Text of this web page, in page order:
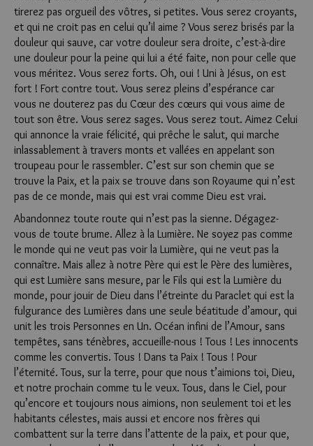
tirerez pas orgueil des vôtres, si petites. Vous serez croyants,
et qui ne croit pas en celui qu’il aime ? Vous serez brisés par la
douleur qui sauve, car votre douleur sera droite, c’est-à-dire
une douleur pour la peine qui lui a été faite, non pour celle que
vous méritez. Vous serez forts. Oh, oui ! Uni à Jésus, on est
fort ! Fort contre tout. Vous serez pleins d’espérance car
vous ne douterez pas du Cœur des cœurs qui vous aime de
tout son être. Vous serez sages. Vous serez tout. Aimez Celui
qui annonce la vraie félicité, qui prêche le salut, qui marche
inlassablement à travers monts et vallées en appelant son
troupeau pour le rassembler. C’est sur son chemin que se
trouve la Paix, et la paix se trouve dans son Royaume qui n’est
pas de ce monde, mais qui est vrai comme Dieu est vrai.
Abandonnez toute route qui n’est pas la sienne. Dégagez-
vous de toute brume. Allez à la Lumière. Ne soyez pas comme
le monde qui ne veut pas voir la Lumière, qui ne veut pas la
connaître. Mais allez à notre Père qui est le Père des lumières,
qui est Lumière sans mesure, par le Fils qui est la Lumière du
monde, pour jouir de Dieu dans l’étreinte du Paraclet qui est la
fulgurance des Lumières dans une seule béatitude d’amour, qui
unit les trois Personnes en Un. Océan infini de l’Amour, sans
tempêtes, sans ténèbres, accueille-nous ! Tous ! Les innocents
comme les convertis. Tous ! Dans ta Paix ! Tous ! Pour
l’éternité. Tous, sur la terre, pour que nous t’aimions toi, Dieu,
et notre prochain comme tu le veux. Tous, dans le Ciel, pour
qu’encore et toujours nous aimions, non seulement toi et les
habitants célestes, mais aussi et encore nos frères qui
combattent sur la terre dans l’attente de la paix, et pour que,